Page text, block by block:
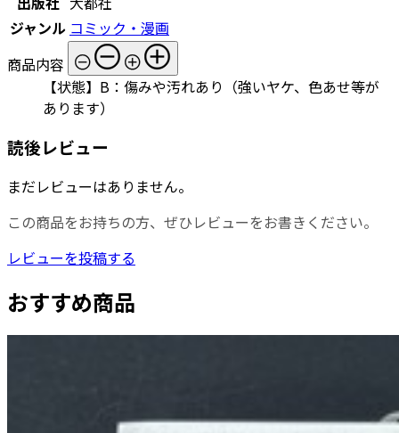
ジャンル コミック・漫画
商品内容
【状態】B：傷みや汚れあり（強いヤケ、色あせ等が
あります）
読後レビュー
まだレビューはありません。
この商品をお持ちの方、ぜひレビューをお書きください。
レビューを投稿する
おすすめ商品